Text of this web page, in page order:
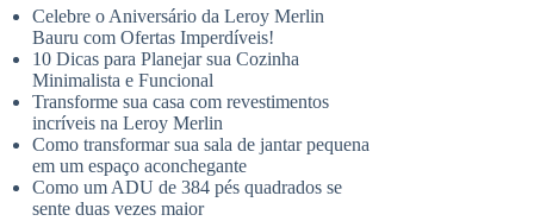
Celebre o Aniversário da Leroy Merlin
Bauru com Ofertas Imperdíveis!
10 Dicas para Planejar sua Cozinha
Minimalista e Funcional
Transforme sua casa com revestimentos
incríveis na Leroy Merlin
Como transformar sua sala de jantar pequena
em um espaço aconchegante
Como um ADU de 384 pés quadrados se
sente duas vezes maior